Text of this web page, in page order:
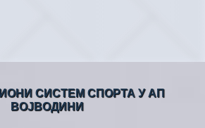
СИСТЕМ СПОРТА У АП
ВОЈВОДИНИ